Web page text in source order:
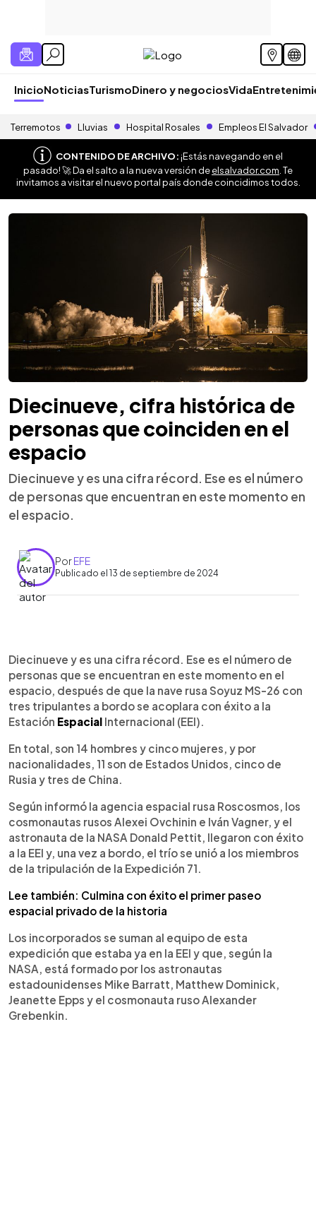
InicioNoticiasTurismoDinero y negociosVida
Terremotos Lluvias Hospital Rosales Empleos El Salvador
CONTENIDO DE ARCHIVO:¡Estás navegando en el
pasado! 🚀 Da el salto a la nueva versión deelsalvador.com . Te
invitamos a visitar el nuevo portal país donde coincidimos todos.
Diecinueve, cifra histórica de
personas que coinciden en el
espacio
Diecinueve y es una cifra récord. Ese es el número
de personas que encuentran en este momento en
el espacio.
PorEFE
Publicado el 13 de septiembre de 2024
Escuchar artículo
Diecinueve y es una cifra récord. Ese es el número de
personas que se encuentran en este momento en el
espacio, después de que la nave rusa Soyuz MS-26 con
tres tripulantes a bordo se acoplara con éxito a la
Estación Espacial Internacional (EEI).
En total, son 14 hombres y cinco mujeres, y por
nacionalidades, 11 son de Estados Unidos, cinco de
Rusia y tres de China.
Según informó la agencia espacial rusa Roscosmos, los
cosmonautas rusos Alexei Ovchinin e Iván Vagner, y el
astronauta de la NASA Donald Pettit, llegaron con éxito
a la EEI y, una vez a bordo, el trío se unió a los miembros
de la tripulación de la Expedición 71.
Lee también: Culmina con éxito el primer paseo
espacial privado de la historia
Los incorporados se suman al equipo de esta
expedición que estaba ya en la EEI y que, según la
NASA, está formado por los astronautas
estadounidenses Mike Barratt, Matthew Dominick,
Jeanette Epps y el cosmonauta ruso Alexander
Grebenkin.